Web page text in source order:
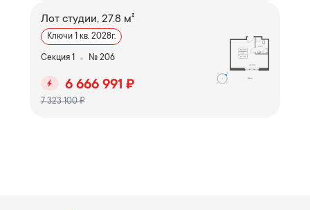
Лот студии, 27.8 м²
Ключи 1 кв. 2028г.
Секция 1 № 206
6 666 991 ₽
7 323 100 ₽